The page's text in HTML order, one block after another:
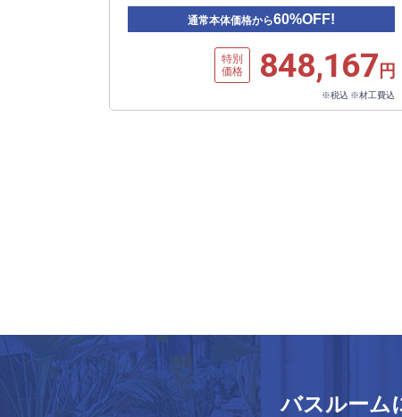
通常本体価格から60%OFF!
特別
価格
848,167 円
※税込 ※材工費込
バスルーム